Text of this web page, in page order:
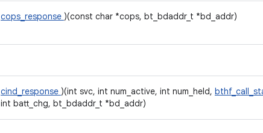
cops_response )(const char *cops, bt_bdaddr_t *bd_addr)
cind_response )(int svc, int num_active, int num_held,
int batt_chg, bt_bdaddr_t *bd_addr)